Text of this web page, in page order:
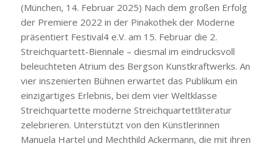
(München, 14. Februar 2025) Nach dem großen Erfolg
der Premiere 2022 in der Pinakothek der Moderne
präsentiert Festival4 e.V. am 15. Februar die 2.
Streichquartett-Biennale – diesmal im eindrucksvoll
beleuchteten Atrium des Bergson Kunstkraftwerks. An
vier inszenierten Bühnen erwartet das Publikum ein
einzigartiges Erlebnis, bei dem vier Weltklasse
Streichquartette moderne Streichquartettliteratur
zelebrieren. Unterstützt von den Künstlerinnen
Manuela Hartel und Mechthild Ackermann, die mit ihren